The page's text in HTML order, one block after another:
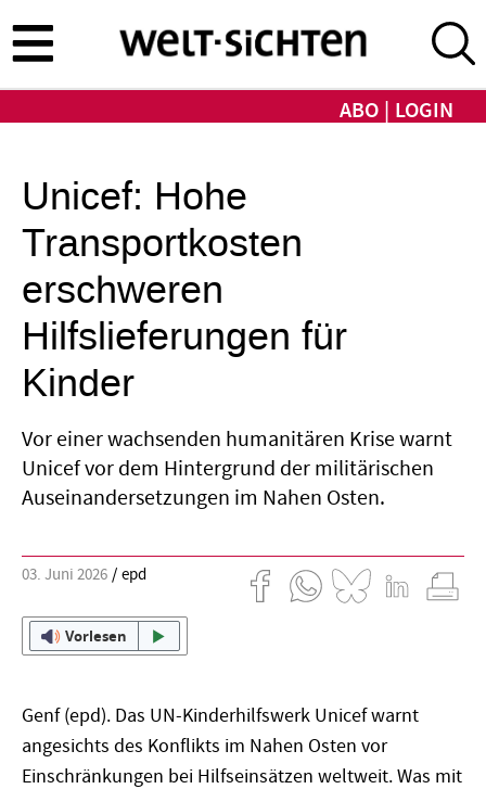
zum
Inhalt
ABO LOGIN
Unicef: Hohe
Transportkosten
erschweren
Hilfslieferungen für
Kinder
Vor einer wachsenden humanitären Krise warnt
Unicef vor dem Hintergrund der militärischen
Auseinandersetzungen im Nahen Osten.
03. Juni 2026 epd
Vorlesen
Genf (epd). Das UN-Kinderhilfswerk Unicef warnt
angesichts des Konflikts im Nahen Osten vor
Einschränkungen bei Hilfseinsätzen weltweit. Was mit